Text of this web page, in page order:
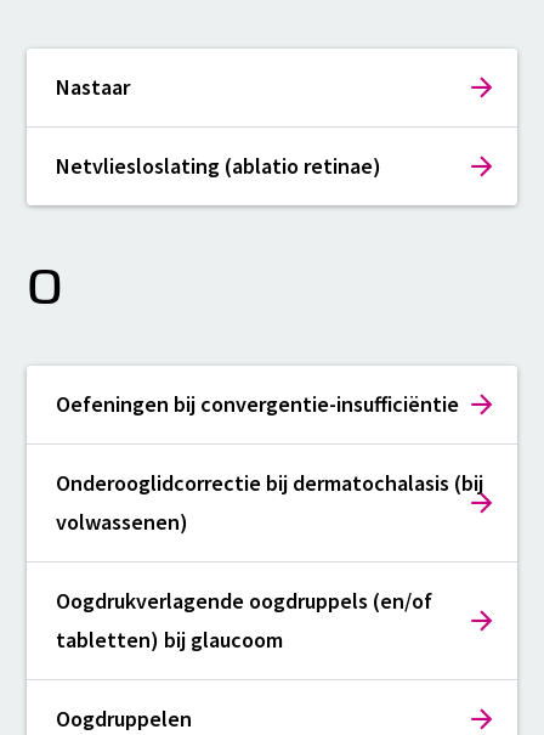
Nastaar
Netvliesloslating (ablatio retinae)
O
Oefeningen bij convergentie-insufficiëntie
Onderooglidcorrectie bij dermatochalasis (bij
volwassenen)
Oogdrukverlagende oogdruppels (en/of
tabletten) bij glaucoom
Oogdruppelen